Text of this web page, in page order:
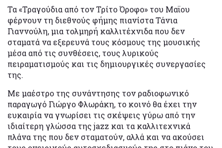
Τα «Τραγούδια από τον Τρίτο Όροφο» του Μαϊου
φέρνουν τη διεθνούς φήμης πιανίστα Τάνια
Γιαννούλη, μια τολμηρή καλλιτέχνιδα που δεν
σταματά να εξερευνά τους κόσμους της μουσικής
μέσα από τις συνθέσεις, τους λυρικούς
πειραματισμούς και τις δημιουργικές συνεργασίες
της.
Με μαέστρο της συνάντησης τον ραδιοφωνικό
παραγωγό Γιώργο Φλωράκη, το κοινό θα έχει την
ευκαιρία να γνωρίσει τις σκέψεις γύρω από την
ιδιαίτερη γλώσσα της jazz και τα καλλιτεχνικά
πλάνα της που δεν σταματούν, αλλά και να ακούσει